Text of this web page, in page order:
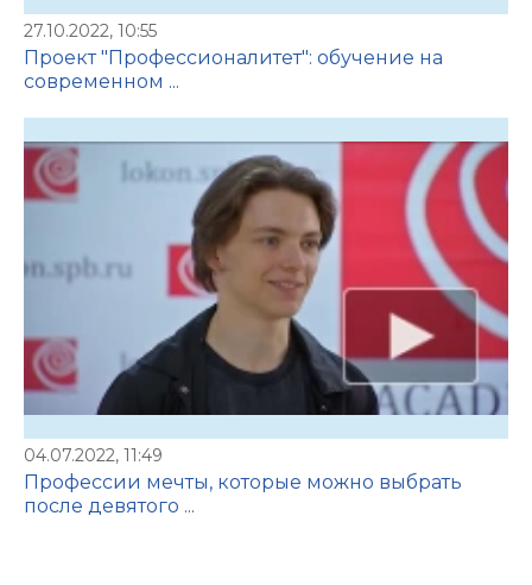
27.10.2022, 10:55
Проект "Профессионалитет": обучение на
современном ...
04.07.2022, 11:49
Профессии мечты, которые можно выбрать
после девятого ...